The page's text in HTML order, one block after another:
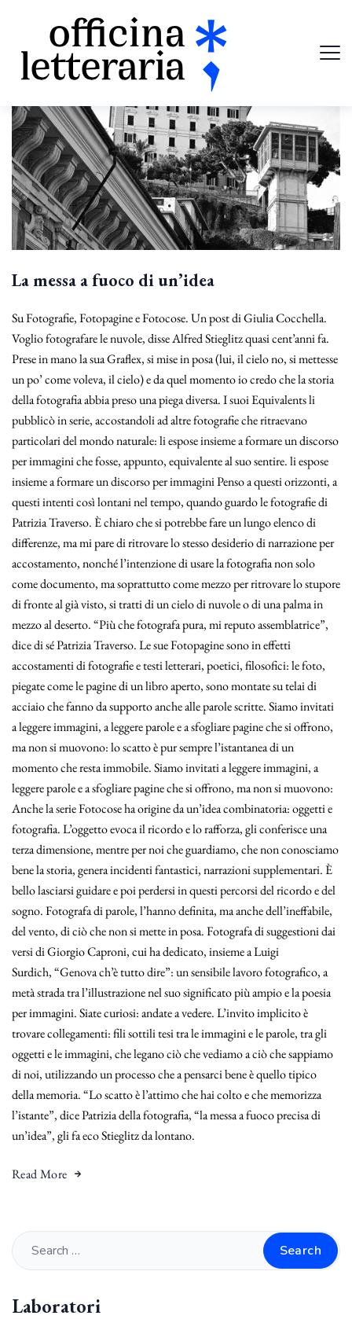
La messa a fuoco di un’idea
Su Fotografie, Fotopagine e Fotocose. Un post di Giulia Cocchella.
Voglio fotografare le nuvole, disse Alfred Stieglitz quasi cent’anni fa.
Prese in mano la sua Graflex, si mise in posa (lui, il cielo no, si mettesse
un po’ come voleva, il cielo) e da quel momento io credo che la storia
della fotografia abbia preso una piega diversa. I suoi Equivalents li
pubblicò in serie, accostandoli ad altre fotografie che ritraevano
particolari del mondo naturale: li espose insieme a formare un discorso
per immagini che fosse, appunto, equivalente al suo sentire. li espose
insieme a formare un discorso per immagini Penso a questi orizzonti, a
questi intenti così lontani nel tempo, quando guardo le fotografie di
Patrizia Traverso. È chiaro che si potrebbe fare un lungo elenco di
differenze, ma mi pare di ritrovare lo stesso desiderio di narrazione per
accostamento, nonché l’intenzione di usare la fotografia non solo
come documento, ma soprattutto come mezzo per ritrovare lo stupore
di fronte al già visto, si tratti di un cielo di nuvole o di una palma in
mezzo al deserto. “Più che fotografa pura, mi reputo assemblatrice”,
dice di sé Patrizia Traverso. Le sue Fotopagine sono in effetti
accostamenti di fotografie e testi letterari, poetici, filosofici: le foto,
piegate come le pagine di un libro aperto, sono montate su telai di
acciaio che fanno da supporto anche alle parole scritte. Siamo invitati
a leggere immagini, a leggere parole e a sfogliare pagine che si offrono,
ma non si muovono: lo scatto è pur sempre l’istantanea di un
momento che resta immobile. Siamo invitati a leggere immagini, a
leggere parole e a sfogliare pagine che si offrono, ma non si muovono:
Anche la serie Fotocose ha origine da un’idea combinatoria: oggetti e
fotografia. L’oggetto evoca il ricordo e lo rafforza, gli conferisce una
terza dimensione, mentre per noi che guardiamo, che non conosciamo
bene la storia, genera incidenti fantastici, narrazioni supplementari. È
bello lasciarsi guidare e poi perdersi in questi percorsi del ricordo e del
sogno. Fotografa di parole, l’hanno definita, ma anche dell’ineffabile,
del vento, di ciò che non si mette in posa. Fotografa di suggestioni dai
versi di Giorgio Caproni, cui ha dedicato, insieme a Luigi
Surdich, “Genova ch’è tutto dire”: un sensibile lavoro fotografico, a
metà strada tra l’illustrazione nel suo significato più ampio e la poesia
per immagini. Siate curiosi: andate a vedere. L’invito implicito è
trovare collegamenti: fili sottili tesi tra le immagini e le parole, tra gli
oggetti e le immagini, che legano ciò che vediamo a ciò che sappiamo
di noi, utilizzando un processo che a pensarci bene è quello tipico
della memoria. “Lo scatto è l’attimo che hai colto e che memorizza
l’istante”, dice Patrizia della fotografia, “la messa a fuoco precisa di
un’idea”, gli fa eco Stieglitz da lontano.
Read More
Search
Laboratori